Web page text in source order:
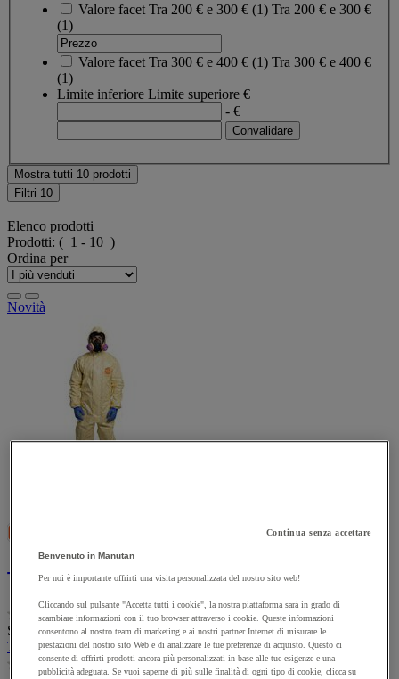
Valore facet Tra 200 € e 300 € (1) Tra 200 € e 300 €
(1)
Valore facet Tra 300 € e 400 € (1) Tra 300 € e 400 €
(1)
Limite inferiore Limite superiore €
- €
Mostra tutti 10 prodotti
Filtri 10
Elenco prodotti
Prodotti: ( 1 - 10 )
Ordina per
Novità
Tuta Tychem 6000 SFR Tychem
(0)
su
5
stelle.
SKU : MIG135732491
Tuta Tychem 6000 SFR Tychem
(0)
Continua senza accettare
Benvenuto in Manutan
Per noi è importante offrirti una visita personalizzata del nostro sito web!
Cliccando sul pulsante "Accetta tutti i cookie", la nostra piattaforma sarà in grado di
scambiare informazioni con il tuo browser attraverso i cookie. Queste informazioni
consentono al nostro team di marketing e ai nostri partner Internet di misurare le
prestazioni del nostro sito Web e di analizzare le tue preferenze di acquisto. Questo ci
consente di offrirti prodotti ancora più personalizzati in base alle tue esigenze e una
pubblicità adeguata. Se vuoi saperne di più sulle finalità di ogni tipo di cookie, clicca su